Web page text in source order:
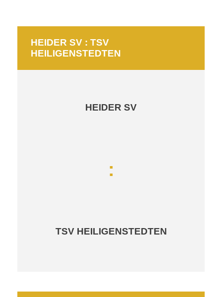
HEIDER SV : TSV
HEILIGENSTEDTEN
HEIDER SV
:
TSV HEILIGENSTEDTEN